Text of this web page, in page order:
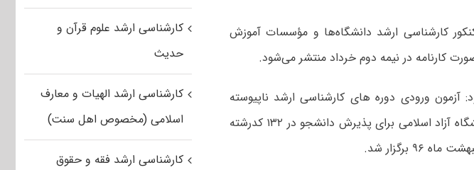
کارشناسی ارشد دانشگاه‌ها و مؤسسات آموزش
آزمون ورودی دوره های کارشناسی ارشد ناپیوسته
دانشگاه ها و موسسات آموزش عالی از جمله دانشگاه آزاد اسلامی برای پذیرش دانشجو در ۱۳۲ کدرشته
کارشناسی ارشد علوم قرآن و
حدیث
کارشناسی ارشد الهیات و معارف
اسلامی (مخصوص اهل سنت)
کارشناسی ارشد فقه و حقوق